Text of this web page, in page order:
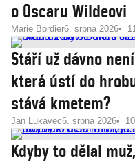
o Oscaru Wildeovi
Marie Bordier6. srpna 2026
Stáří už dávno
která ústí do
stává kmetem?
Jan Lukavec6. srpna 2026
Kdyby to dělal